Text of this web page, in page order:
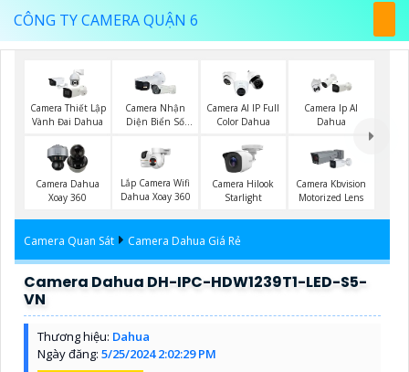
CÔNG TY CAMERA QUẬN 6
Camera Thiết Lập
Vành Đai Dahua
Camera Nhận
Diện Biển Số
Camera AI IP Full
Color Dahua
Camera Ip AI
Dahua
Camera Dahua
Xoay 360
Lắp Camera Wifi
Dahua Xoay 360
Camera Hilook
Starlight
Camera Kbvision
Motorized Lens
Camera Quan Sát Camera Dahua Giá Rẻ
Camera Dahua DH-IPC-HDW1239T1-LED-S5-
VN
Thương hiệu: Dahua
Ngày đăng: 5/25/2024 2:02:29 PM